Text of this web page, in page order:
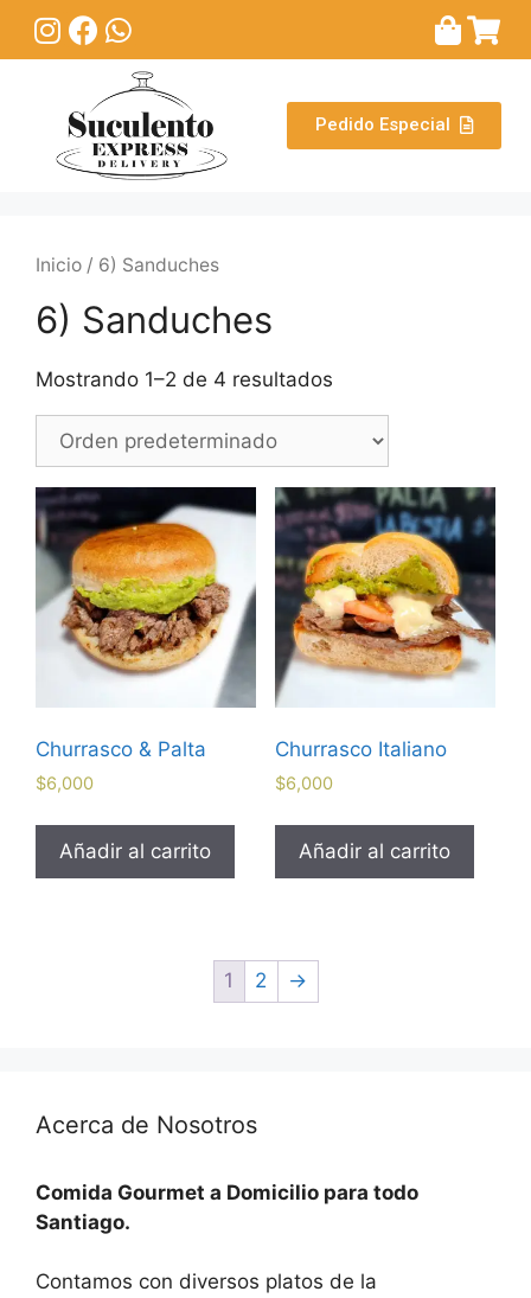
Pedido Especial
Inicio / 6) Sanduches
6) Sanduches
Mostrando 1–2 de 4 resultados
Churrasco & Palta
$6,000
Añadir al carrito
Churrasco Italiano
$6,000
Añadir al carrito
1 2 →
Acerca de Nosotros
Comida Gourmet a Domicilio para todo
Santiago.
Contamos con diversos platos de la